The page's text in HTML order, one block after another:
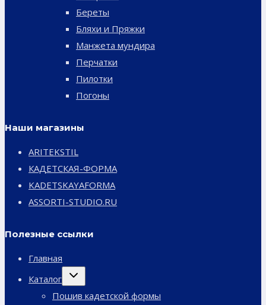
Береты
Бляхи и Пряжки
Манжета мундира
Перчатки
Пилотки
Погоны
Наши магазины
ARITEKSTIL
КАДЕТСКАЯ-ФОРМА
KADETSKAYAFORMA
ASSORTI-STUDIO.RU
Полезные ссылки
Главная
Каталог
Переключить
дочернее
Пошив кадетской формы